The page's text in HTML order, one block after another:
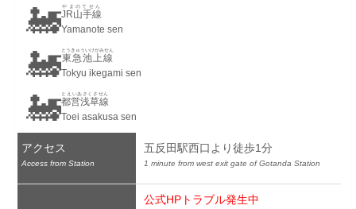
🚂JR山手線
やまのてせん
Yamanote sen
🚂東急池上線
とうきゅういけがみせん
Tokyu ikegami sen
🚂都営浅草線
とえいあさくさせん
Toei asakusa sen
アクセス
Access from Station
五反田駅西口より徒歩1分
1 minute from west exit gate of Gotanda Station
公式HPトラブル発生中